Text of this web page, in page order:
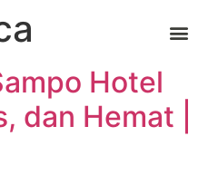
Hotel
dan Hemat |